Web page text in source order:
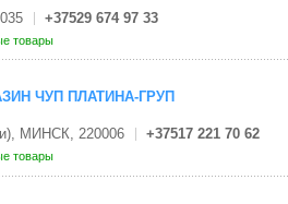
+37529 674 97 33
товары
ЧУП ПЛАТИНА-ГРУП
МИНСК, 220006 +37517 221 70 62
товары